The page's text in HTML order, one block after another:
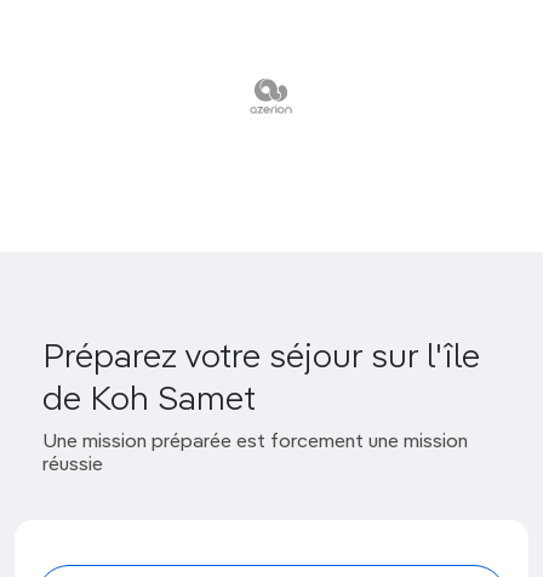
Préparez votre séjour sur l'île
de Koh Samet
Une mission préparée est forcement une mission
réussie